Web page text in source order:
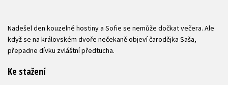
Nadešel den kouzelné hostiny a Sofie se nemůže dočkat večera. Ale
když se na královském dvoře nečekaně objeví čarodějka Saša,
přepadne dívku zvláštní předtucha.
Ke stažení